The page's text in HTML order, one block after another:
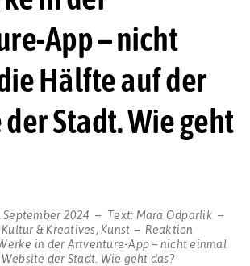
App – nicht
Hälfte auf der
Stadt. Wie geht
September 2024 Text: Mara Odparlik
Kultur & Kreatives, Kunst
Reaktion
in der Artventure-App – nicht einmal
der Stadt. Wie geht das?